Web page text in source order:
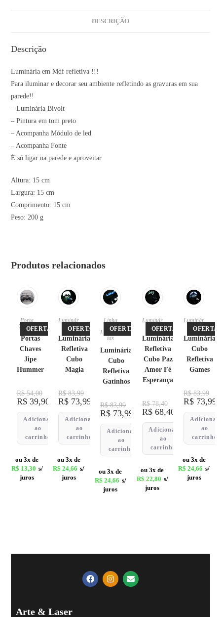
DESCRIÇÃO
Descrição
Luminária em Mdf refletiva !!!
Para iluminar e decorar seu ambiente refletindo as gravuras em sua
parede!!
– Luminária Bivolt
– Pintura em tom preto
– Acompanha Módulo de led
– Acompanha Fonte
É só ligar na parede e aproveitar
Altura: 15 cm
Largura: 15 cm
Comprimento: 15 cm
Peso: 200 g
Produtos relacionados
OFERTA!
Porta
Chaves
Portas
Chaves
Jipe
Hummer
R$54,00
R$39,90
Adicionar
ao
carrinho
ou 3x de
R$ 13,30 s/
juros
OFERTA!
Luminár
ias
Luminária
Refletiva
Cubo
Magia
R$83,99
R$ 73,99
Adicionar
ao
carrinho
ou 3x de
R$ 24,66 s/
juros
OFERTA!
Linha
Pet,
Luminár
ias
Luminária
Cubo
Refletiva
Gatinhos
R$83,99
R$73,99
Adicionar
ao
carrinho
ou 3x de
R$ 24,66 s/
juros
OFERTA!
Luminár
ias
Luminária
Refletiva
Cubo Paz
Amor Fé
Esperança
R$78,40
R$68,40
Adicionar
ao
carrinho
ou 3x de
R$ 22,80 s/
juros
OFERTA!
Luminár
ias
Luminária
Cubo
Refletiva
Games
R$83,99
R$ 73,99
Adicionar
ao
carrinho
ou 3x de
R$ 24,66 s/
juros
Arte & Laser